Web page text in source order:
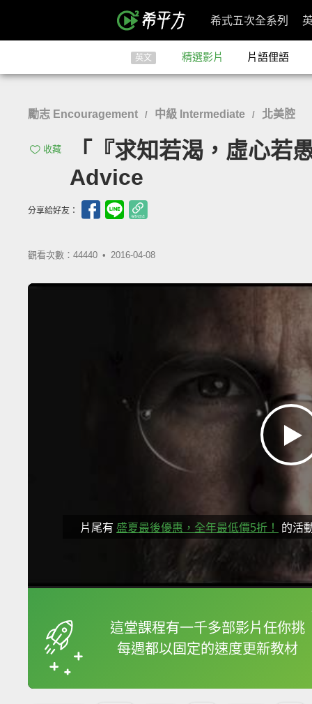
希式五次全系列
英文 精選影片 片語俚語
勵志 Encouragement / 中級 Intermediate / 北美腔
收藏
「『求知若渴，虛心
Advice
分享給好友：
觀看次數：44440 • 2016-04-08
片尾有 盛夏最後優惠，全年最低價5折！ 的活
這堂課程有一千多部影片任你挑
每週都以固定的速度更新教材
框選或點兩下字幕可